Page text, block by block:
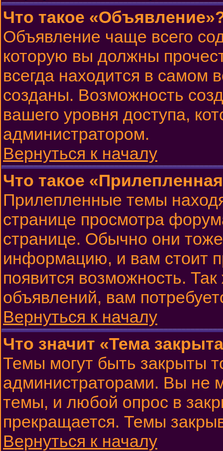
Что такое
Объявление чаще всего
которую вы должны
всегда находится в самом
созданы. Возможность
вашего уровня доступа,
администратором.
Вернуться к началу
Что такое
Прилепленные темы
странице просмотра
странице. Обычно они
информацию, и вам стоит
появится возможность.
объявлений, вам
Вернуться к началу
Что значит «Тема
Темы могут быть закрыты
администраторами. Вы не
темы, и любой опрос в
прекращается. Темы
Вернуться к началу